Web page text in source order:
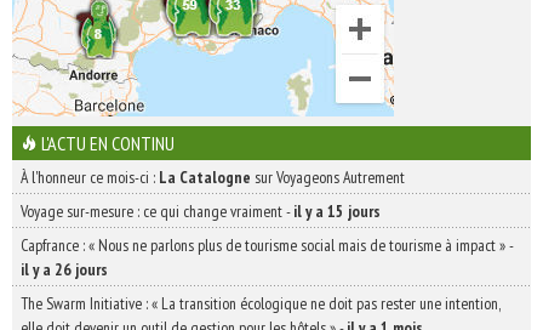
L'ACTU EN CONTINU
À l'honneur ce mois-ci : La Catalogne sur Voyageons Autrement
Voyage sur-mesure : ce qui change vraiment-il y a 15 jours
Capfrance : « Nous ne parlons plus de tourisme social mais de tourisme à impact »-
il y a 26 jours
The Swarm Initiative : « La transition écologique ne doit pas rester une intention,